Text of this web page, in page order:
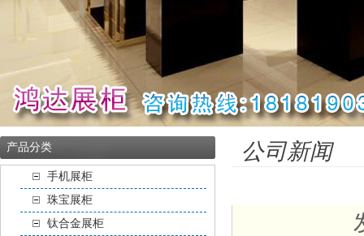
产品分类
手机展柜
珠宝展柜
钛合金展柜
公司新闻